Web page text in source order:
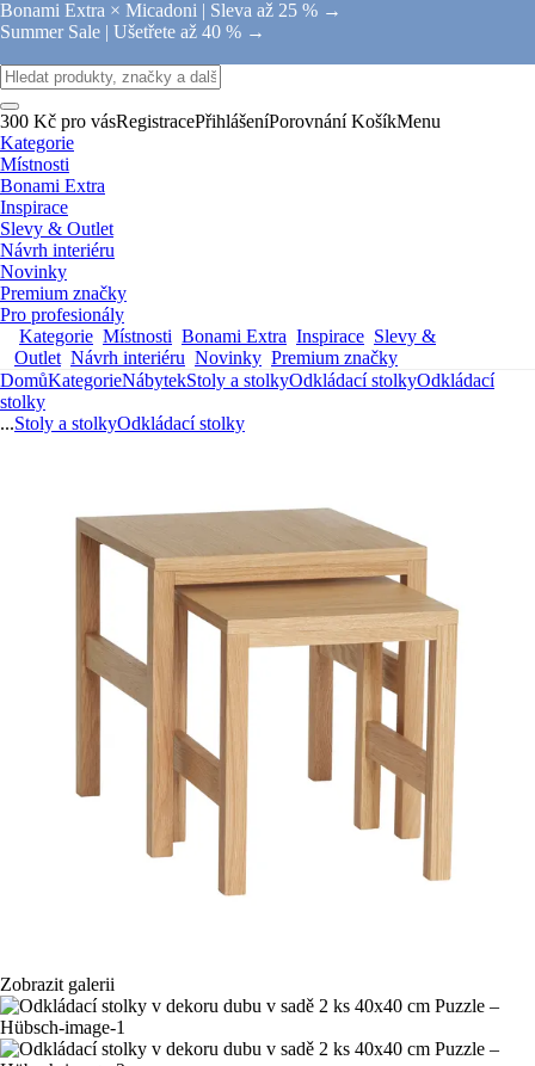
Bonami Extra × Micadoni | Sleva až 25 % →
Summer Sale | Ušetřete až 40 % →
300 Kč pro vásRegistracePřihlášeníPorovnání KošíkMenu
Kategorie
Místnosti
Bonami Extra
Inspirace
Slevy & Outlet
Návrh interiéru
Novinky
Premium značky
Pro profesionály
Kategorie Místnosti Bonami Extra Inspirace Slevy &
Outlet Návrh interiéru Novinky Premium značky
DomůKategorieNábytekStoly a stolkyOdkládací stolkyOdkládací
stolky
...Stoly a stolkyOdkládací stolky
Zobrazit galerii